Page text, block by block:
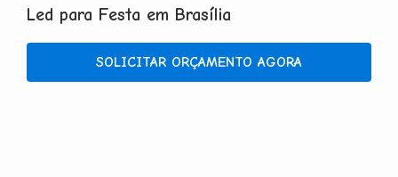
Led para Festa em Brasília
SOLICITAR ORÇAMENTO AGORA